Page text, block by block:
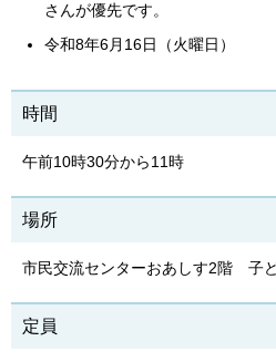
さんが優先です。
令和8年6月16日（火曜日）
時間
午前10時30分から11時
場所
市民交流センターおあしす2階 子
定員